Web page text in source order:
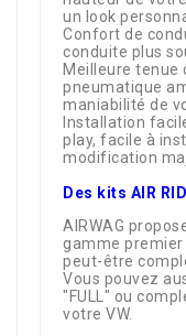
un look
Confort de
conduite plus
Meilleure tenue
pneumatique
maniabilité de
Installation
play, facile à
modification
Des kits AIR
AIRWAG
gamme
peut-être
Vous pouvez
"FULL" ou
votre VW.